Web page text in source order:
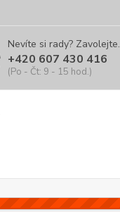
Nevíte si rady? Zavolejte.
+420 607 430 416
(Po - Čt: 9 - 15 hod.)